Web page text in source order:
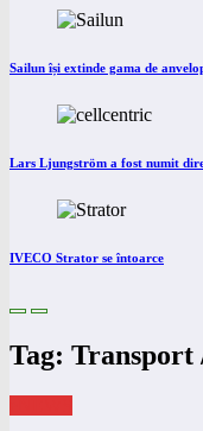
Sailun își extinde gama de
Lars Ljungström a fost numit
IVECO Strator se întoarce
Tag: